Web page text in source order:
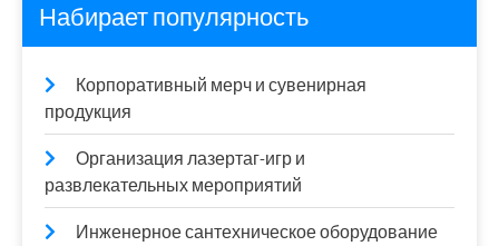
Набирает популярность
Корпоративный мерч и сувенирная
продукция
Организация лазертаг-игр и
развлекательных мероприятий
Инженерное сантехническое оборудование